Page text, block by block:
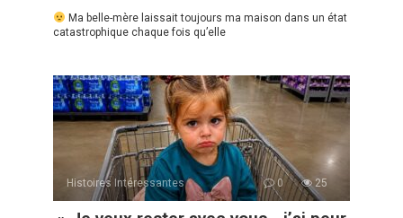
Ma belle-mère laissait toujours ma maison dans un état
catastrophique chaque fois qu’elle
Histoires Intéressantes 0 25